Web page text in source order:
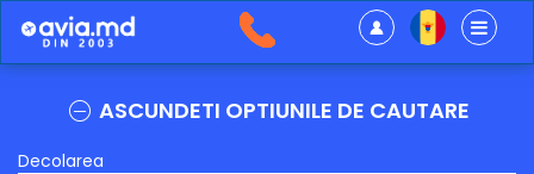
ASCUNDETI OPTIUNILE DE CAUTARE
Decolarea